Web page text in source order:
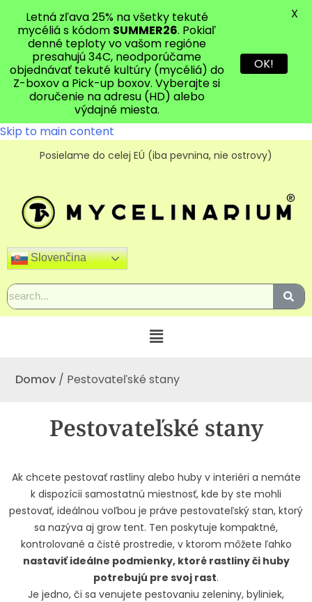
Skip to main content
Posielame do celej EÚ (iba pevnina, nie ostrovy)
Slovenčina
Domov / Pestovateľské stany
Pestovateľské stany
Ak chcete pestovať rastliny alebo huby v interiéri a nemáte
k dispozícii samostatnú miestnosť, kde by ste mohli
pestovať, ideálnou voľbou je práve pestovateľský stan, ktorý
sa nazýva aj grow tent. Ten poskytuje kompaktné,
kontrolované a čisté prostredie, v ktorom môžete ľahko
nastaviť ideálne podmienky, ktoré rastliny či huby
potrebujú pre svoj rast.
Je jedno, či sa venujete pestovaniu zeleniny, byliniek,
Letná zľava 25% na všetky tekuté
mycéliá s kódom SUMMER26. Pokiaľ
denné teploty vo vašom regióne
presahujú 34C, neodporúčame
objednávať tekuté kultúry (mycéliá) do
Z-boxov a Pick-up boxov. Vyberajte si
doručenie na adresu (HD) alebo
výdajné miesta.
OK!
X